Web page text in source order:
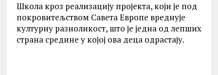
Школа кроз реализацију пројекта, који је под
покровитељством Савета Европе вреднује
културну разноликост, што је једна од лепших
страна средине у којој ова деца одрастају.